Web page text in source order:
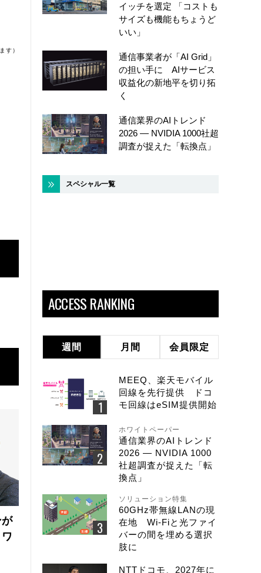
す）
イッチを選定 「コストも
サイズも機能もちょうど
いい」
通信事業者が「AI Grid」
の担い手に AIサービス
収益化の新地平を切り拓
く
通信業界のAIトレンド
2026 ― NVIDIA 1000社超
調査が捉えた「転換点」
スペシャル一覧
ACCESS RANKING
週間 月間 会員限定
MEEQ、楽天モバイル
回線を先行提供 ドコ
モ回線はeSIM提供開始
ホワイトペーパー
通信業界のAIトレンド
2026 ― NVIDIA 1000
社超調査が捉えた「転
換点」
ソリューション特集
60GHz帯無線LANの現
在地 Wi-Fiと光ファイ
バーの間を埋める選択
肢に
NTTドコモ、2027年に